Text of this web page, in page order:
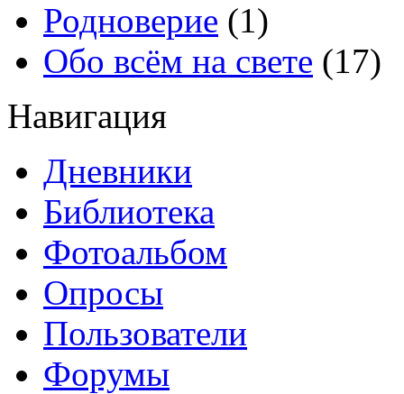
Родноверие (1)
Обо всём на свете (17)
Навигация
Дневники
Библиотека
Фотоальбом
Опросы
Пользователи
Форумы